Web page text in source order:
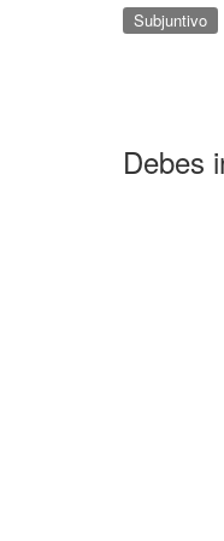
Subjuntivo
Debes